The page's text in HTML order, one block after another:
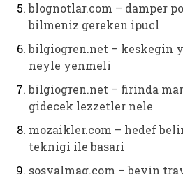
blognotlar.com – damper
bilmeniz gereken ipucl
bilgiogren.net – keskegin
neyle yenmeli
bilgiogren.net – firinda
gidecek lezzetler nele
mozaikler.com – hedef
teknigi ile basari
sosyalmag.com – beyin